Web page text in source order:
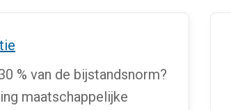
% van de bijstandsnorm?
maatschappelijke